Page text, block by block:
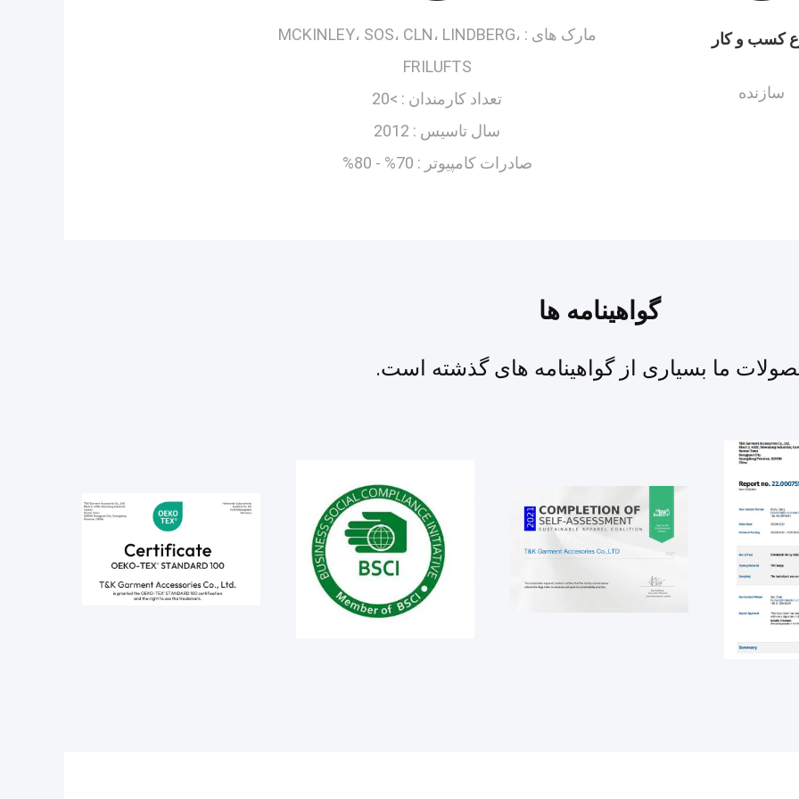
کسب و کار
سازنده
مارک های : MCKINLEY، SOS، CLN، LINDBERG،
FRILUFTS
تعداد کارمندان : >20
سال تاسیس : 2012
صادرات کامپیوتر : 70% - 80%
گواهینامه ها
ما بسیاری از گواهینامه های گذشته است.